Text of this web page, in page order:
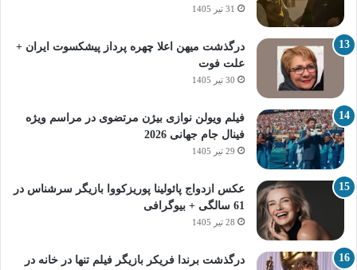
31 تیر 1405
درگذشت میهن اعلا چهره پرداز پیشکسوت ایران +
علت فوت
30 تیر 1405
فیلم ویولن نوازی بیژن مرتضوی در مراسم ویژه
فینال جام جهانی 2026
29 تیر 1405
عکس ازدواج پائولینا پوریزکووا بازیگر سرشناس در
61 سالگی + بیوگرافی
28 تیر 1405
درگذشت برندا فریکر بازیگر فیلم تنها در خانه در